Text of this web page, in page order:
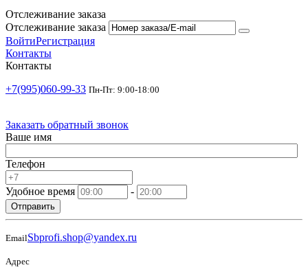
Отслеживание заказа
Отслеживание заказа
ВойтиРегистрация
Контакты
Контакты
+7(995)060-99-33 Пн-Пт: 9:00-18:00
Заказать обратный звонок
Ваше имя
Телефон
Удобное время -
Отправить
EmailSbprofi.shop@yandex.ru
Адрес